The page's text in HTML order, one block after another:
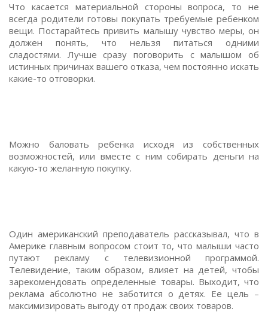
Что касается материальной стороны вопроса, то не
всегда родители готовы покупать требуемые ребенком
вещи. Постарайтесь привить малышу чувство меры, он
должен понять, что нельзя питаться одними
сладостями. Лучше сразу поговорить с малышом об
истинных причинах вашего отказа, чем постоянно искать
какие-то отговорки.
Можно баловать ребенка исходя из собственных
возможностей, или вместе с ним собирать деньги на
какую-то желанную покупку.
Один американский преподаватель рассказывал, что в
Америке главным вопросом стоит то, что малыши часто
путают рекламу с телевизионной программой.
Телевидение, таким образом, влияет на детей, чтобы
зарекомендовать определенные товары. Выходит, что
реклама абсолютно не заботится о детях. Ее цель –
максимизировать выгоду от продаж своих товаров.